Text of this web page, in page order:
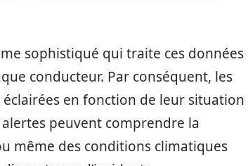
sophistiqué qui traite ces données
conducteur. Par conséquent, les
en fonction de leur situation
peuvent comprendre la
même des conditions climatiques